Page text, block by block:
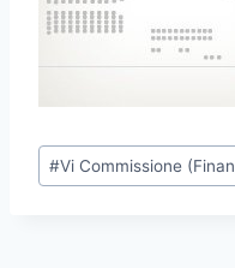
P
o
#Vi Commissione